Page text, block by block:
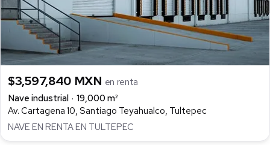
$3,597,840 MXN en renta
Nave industrial
19,000 m²
Av. Cartagena 10, Santiago Teyahualco, Tultepec
NAVE EN RENTA EN TULTEPEC